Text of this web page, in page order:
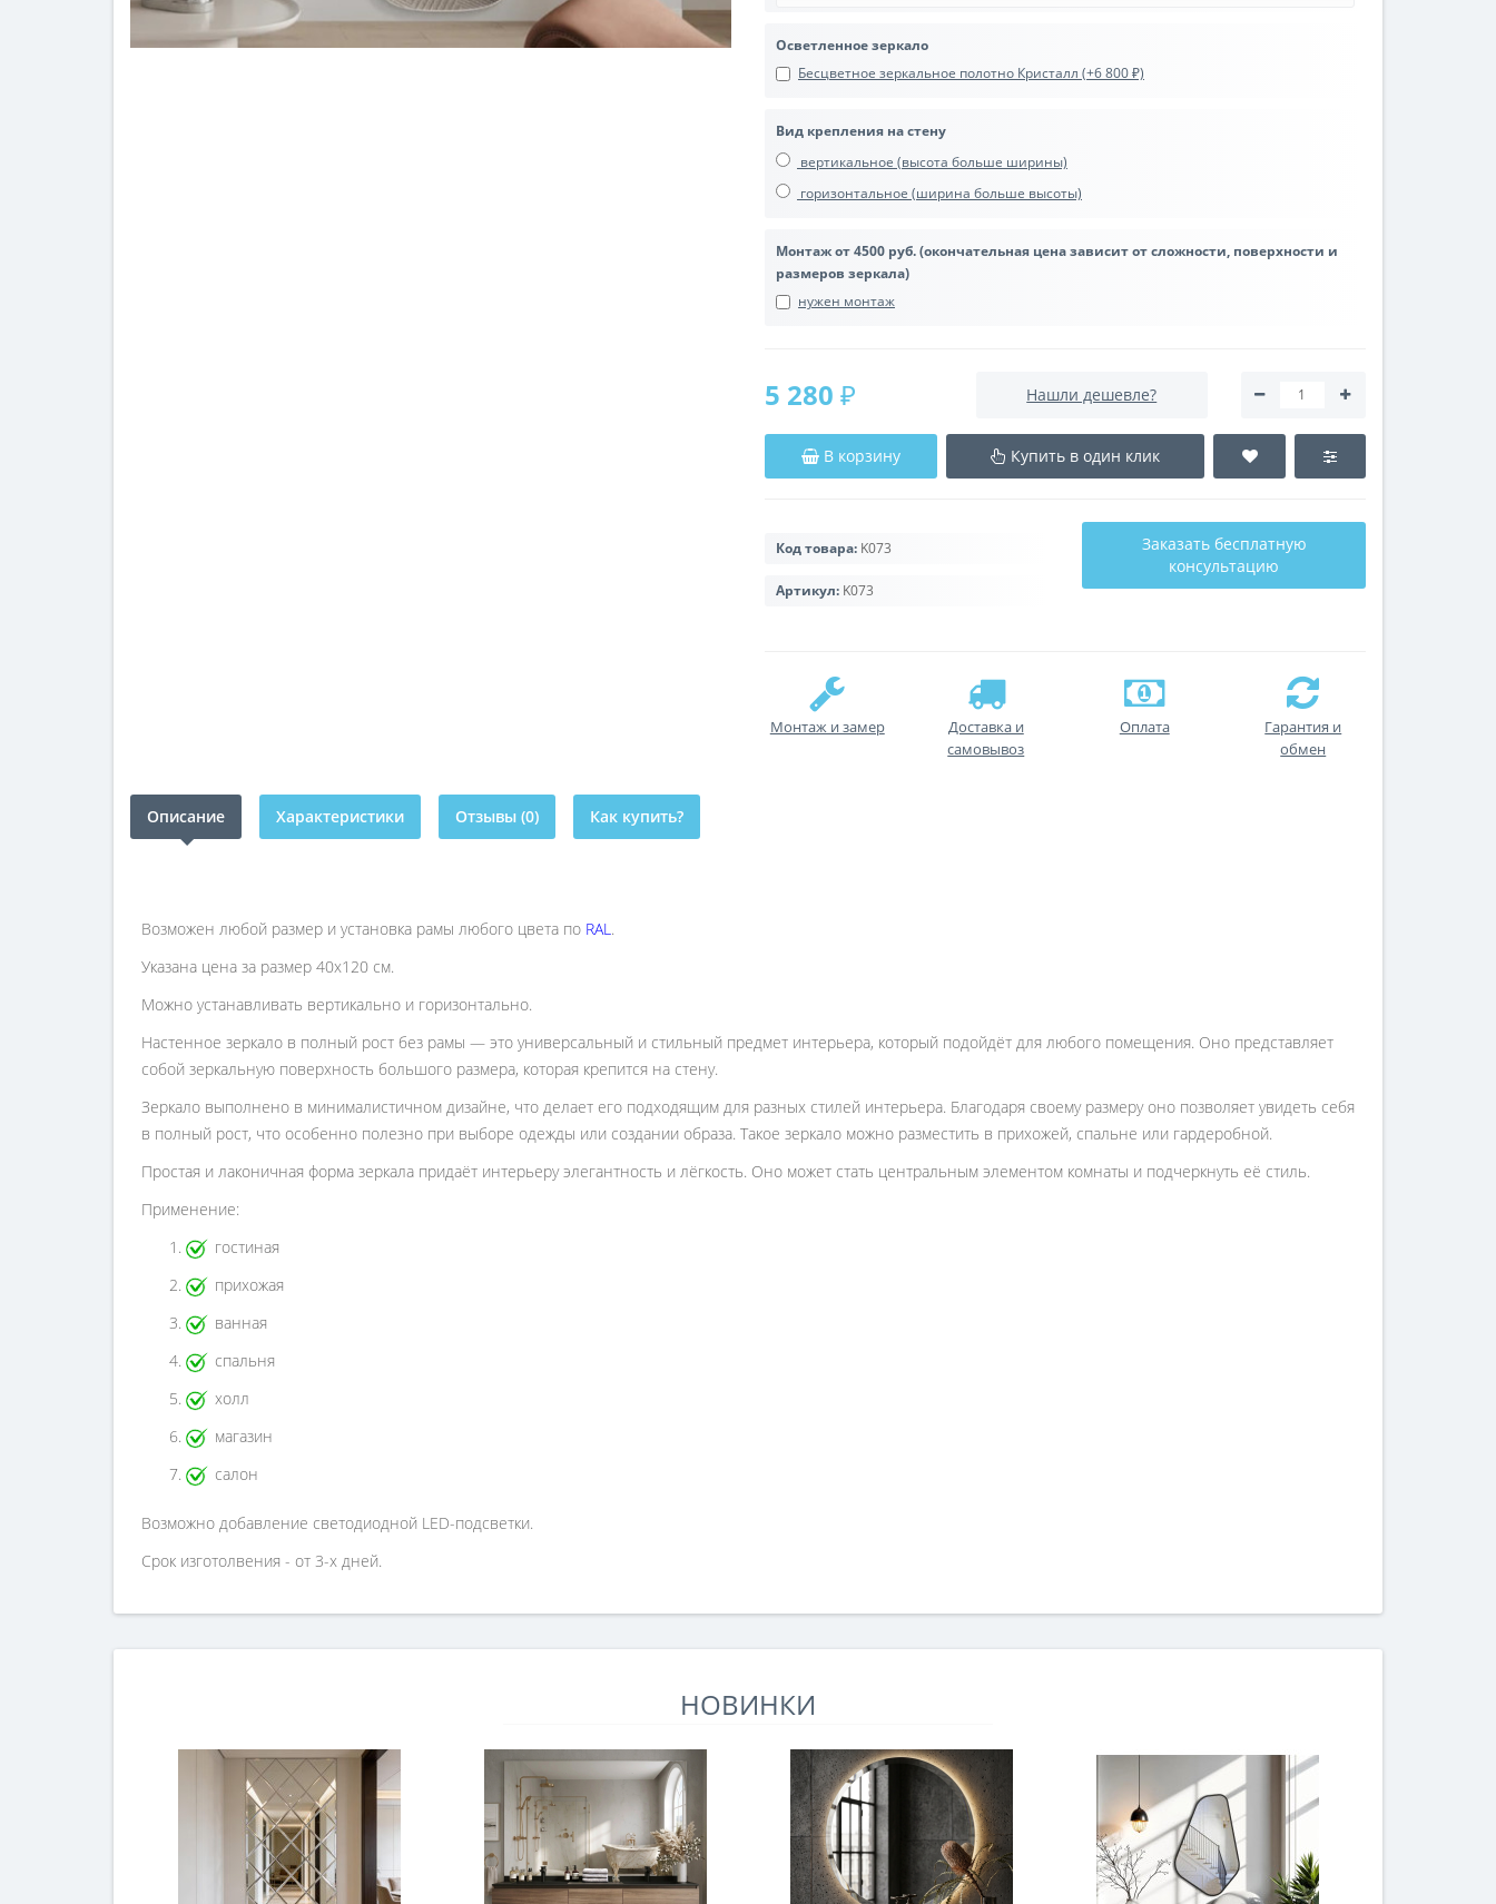
Осветленное зеркало
Бесцветное зеркальное полотно Кристалл (+6 800 ₽)
Вид крепления на стену
вертикальное (высота больше ширины)
горизонтальное (ширина больше высоты)
Монтаж от 4500 руб. (окончательная цена зависит от сложности, поверхности и
размеров зеркала)
нужен монтаж
5 280 ₽ Нашли дешевле?
В корзину Купить в один клик
Код товара: K073
Артикул: K073
Заказать бесплатную
консультацию
Монтаж и замер
Доставка и
самовывоз
Оплата
Гарантия и
обмен
Описание Характеристики Отзывы (0) Как купить?
Возможен любой размер и установка рамы любого цвета по RAL.
Указана цена за размер 40х120 см.
Можно устанавливать вертикально и горизонтально.
Настенное зеркало в полный рост без рамы — это универсальный и стильный предмет интерьера, который подойдёт для любого помещения. Оно представляет
собой зеркальную поверхность большого размера, которая крепится на стену.
Зеркало выполнено в минималистичном дизайне, что делает его подходящим для разных стилей интерьера. Благодаря своему размеру оно позволяет увидеть себя
в полный рост, что особенно полезно при выборе одежды или создании образа. Такое зеркало можно разместить в прихожей, спальне или гардеробной.
Простая и лаконичная форма зеркала придаёт интерьеру элегантность и лёгкость. Оно может стать центральным элементом комнаты и подчеркнуть её стиль.
Применение:
гостиная
прихожая
ванная
спальня
холл
магазин
салон
Возможно добавление светодиодной LED-подсветки.
Срок изготолвения - от 3-х дней.
НОВИНКИ